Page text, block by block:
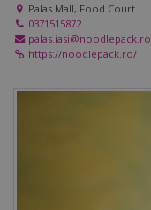
Palas Mall, Food Court
0371515872
palas.iasi@noodlepack.ro
https://noodlepack.ro/